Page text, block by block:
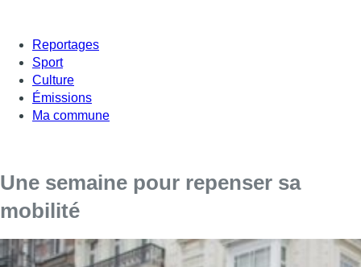
Reportages
Sport
Culture
Émissions
Ma commune
Une semaine pour repenser sa
mobilité